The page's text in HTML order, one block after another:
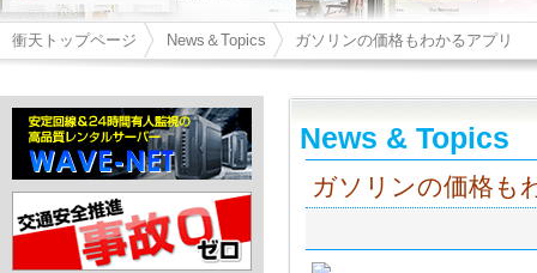
衝天トップページ News＆Topics ガソリンの価格もわかるアプリ
News & Topics
ガソリンの価格も